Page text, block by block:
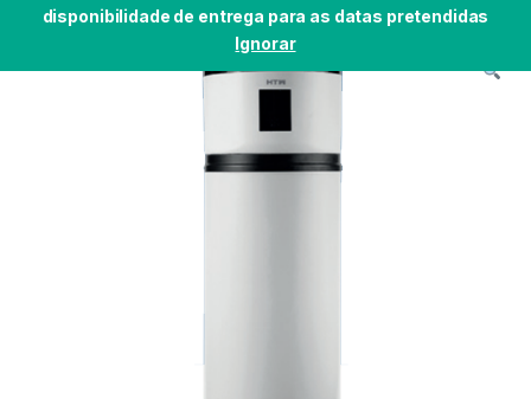
disponibilidade de entrega para as datas pretendidas
Ignorar